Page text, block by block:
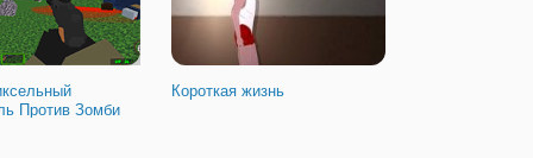
Против Зомби
Короткая жизнь